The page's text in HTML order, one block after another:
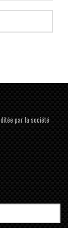
par la société